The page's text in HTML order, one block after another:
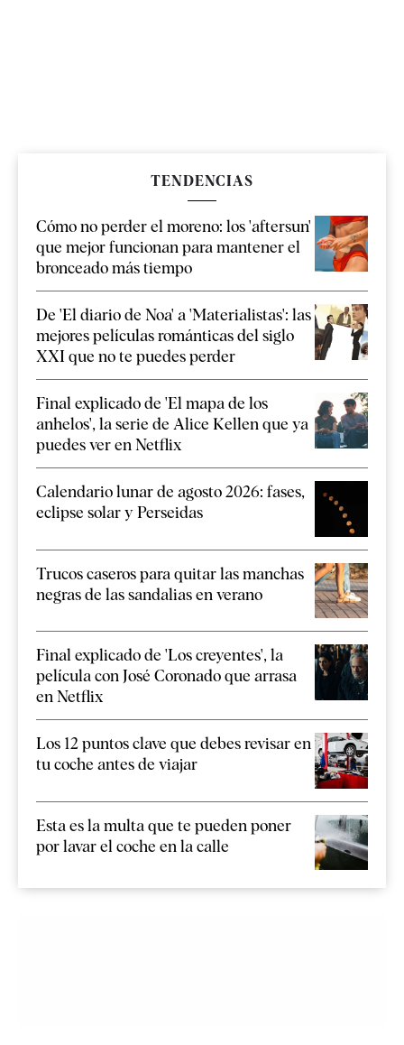
TENDENCIAS
Cómo no perder el moreno: los 'aftersun'
que mejor funcionan para mantener el
bronceado más tiempo
De 'El diario de Noa' a 'Materialistas': las
mejores películas románticas del siglo
XXI que no te puedes perder
Final explicado de 'El mapa de los
anhelos', la serie de Alice Kellen que ya
puedes ver en Netflix
Calendario lunar de agosto 2026: fases,
eclipse solar y Perseidas
Trucos caseros para quitar las manchas
negras de las sandalias en verano
Final explicado de 'Los creyentes', la
película con José Coronado que arrasa
en Netflix
Los 12 puntos clave que debes revisar en
tu coche antes de viajar
Esta es la multa que te pueden poner
por lavar el coche en la calle